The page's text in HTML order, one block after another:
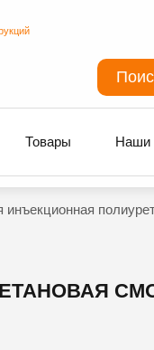
Товары Наши
инъекционная